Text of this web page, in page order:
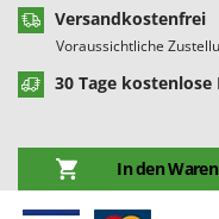
Erntenetze für
F
Feder Grubber
Feldspritzen für
Fensterreiniger
Fleischwolf
Beta tools
Black & Decker
Blue Bird
Bomet
Versandkostenfrei
Voraussichtliche
30 Tage kostenlose
In den